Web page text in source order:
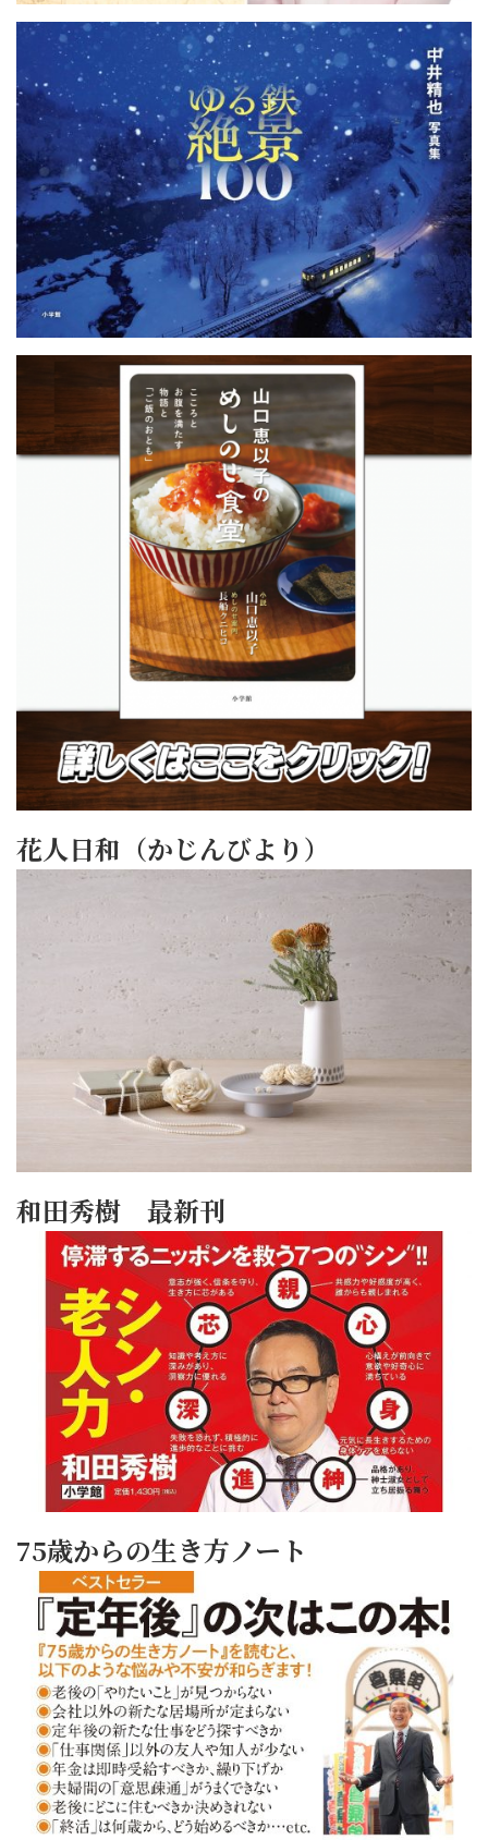
花人日和（かじんびより）
和田秀樹 最新刊
75歳からの生き方ノート